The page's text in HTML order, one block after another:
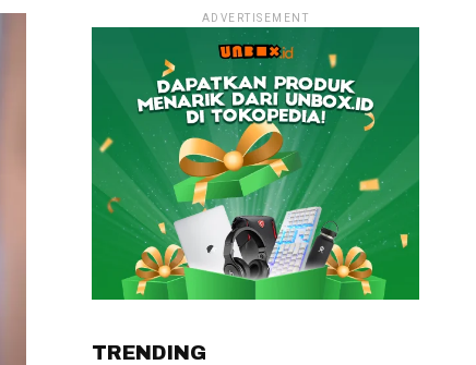
ADVERTISEMENT
TRENDING